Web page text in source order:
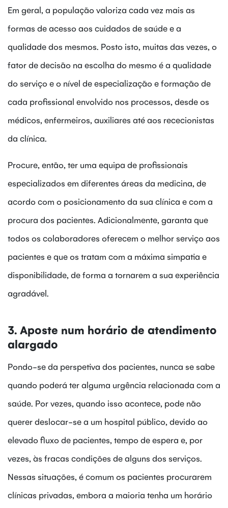
Em geral, a população valoriza cada vez mais as
formas de acesso aos cuidados de saúde e a
qualidade dos mesmos. Posto isto, muitas das vezes, o
fator de decisão na escolha do mesmo é a qualidade
do serviço e o nível de especialização e formação de
cada profissional envolvido nos processos, desde os
médicos, enfermeiros, auxiliares até aos rececionistas
da clínica.
Procure, então, ter uma equipa de profissionais
especializados em diferentes áreas da medicina, de
acordo com o posicionamento da sua clínica e com a
procura dos pacientes. Adicionalmente, garanta que
todos os colaboradores oferecem o melhor serviço aos
pacientes e que os tratam com a máxima simpatia e
disponibilidade, de forma a tornarem a sua experiência
agradável.
3. Aposte num horário de atendimento
alargado
Pondo-se da perspetiva dos pacientes, nunca se sabe
quando poderá ter alguma urgência relacionada com a
saúde. Por vezes, quando isso acontece, pode não
querer deslocar-se a um hospital público, devido ao
elevado fluxo de pacientes, tempo de espera e, por
vezes, às fracas condições de alguns dos serviços.
Nessas situações, é comum os pacientes procurarem
clínicas privadas, embora a maioria tenha um horário